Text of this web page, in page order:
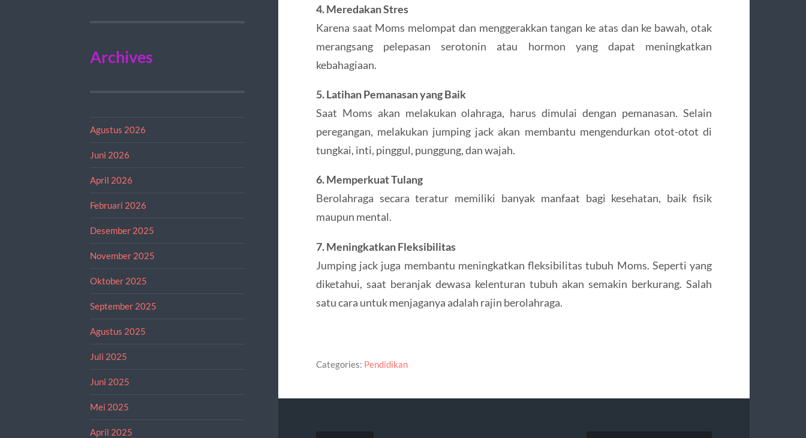
Archives
Agustus 2026
Juni 2026
April 2026
Februari 2026
Desember 2025
November 2025
Oktober 2025
September 2025
Agustus 2025
Juli 2025
Juni 2025
Mei 2025
April 2025
4. Meredakan Stres
Karena saat Moms melompat dan menggerakkan tangan ke atas dan ke bawah, otak
merangsang pelepasan serotonin atau hormon yang dapat meningkatkan
kebahagiaan.
5. Latihan Pemanasan yang Baik
Saat Moms akan melakukan olahraga, harus dimulai dengan pemanasan. Selain
peregangan, melakukan jumping jack akan membantu mengendurkan otot-otot di
tungkai, inti, pinggul, punggung, dan wajah.
6. Memperkuat Tulang
Berolahraga secara teratur memiliki banyak manfaat bagi kesehatan, baik fisik
maupun mental.
7. Meningkatkan Fleksibilitas
Jumping jack juga membantu meningkatkan fleksibilitas tubuh Moms. Seperti yang
diketahui, saat beranjak dewasa kelenturan tubuh akan semakin berkurang. Salah
satu cara untuk menjaganya adalah rajin berolahraga.
Categories: Pendidikan